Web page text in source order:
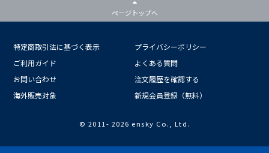
ページトップへ
特定商取引法に基づく表示
プライバシーポリシー
ご利用ガイド
よくある質問
お問い合わせ
注文履歴を確認する
海外販売対象
新規会員登録（無料）
© 2011- 2026 ensky Co., Ltd.